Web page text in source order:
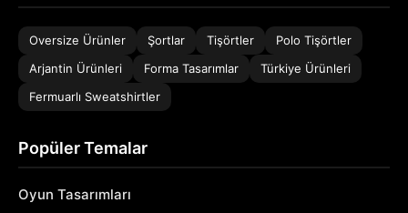
Oversize Ürünler Şortlar Tişörtler
Polo Tişörtler
Arjantin Ürünleri
Forma Tasarımlar
Türkiye Ürünleri
Fermuarlı Sweatshirtler
Popüler Temalar
Oyun Tasarımları